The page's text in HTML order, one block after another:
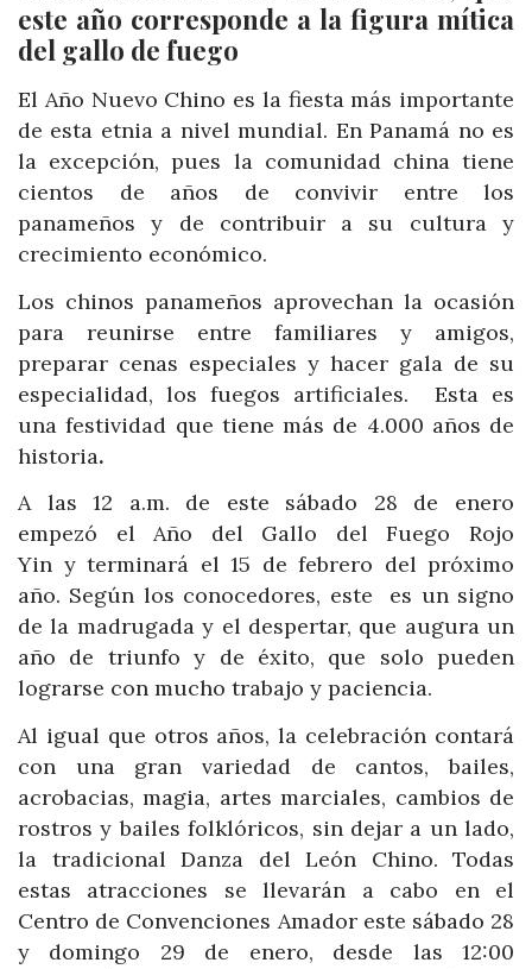
este año corresponde a la figura mítica
del gallo de fuego
El Año Nuevo Chino es la fiesta más importante
de esta etnia a nivel mundial. En Panamá no es
la excepción, pues la comunidad china tiene
cientos de años de convivir entre los
panameños y de contribuir a su cultura y
crecimiento económico.
Los chinos panameños aprovechan la ocasión
para reunirse entre familiares y amigos,
preparar cenas especiales y hacer gala de su
especialidad, los fuegos artificiales. Esta es
una festividad que tiene más de 4.000 años de
historia.
A las 12 a.m. de este sábado 28 de enero
empezó el Año del Gallo del Fuego Rojo
Yin y terminará el 15 de febrero del próximo
año. Según los conocedores, este es un signo
de la madrugada y el despertar, que augura un
año de triunfo y de éxito, que solo pueden
lograrse con mucho trabajo y paciencia.
Al igual que otros años, la celebración contará
con una gran variedad de cantos, bailes,
acrobacias, magia, artes marciales, cambios de
rostros y bailes folklóricos, sin dejar a un lado,
la tradicional Danza del León Chino. Todas
estas atracciones se llevarán a cabo en el
Centro de Convenciones Amador este sábado 28
y domingo 29 de enero, desde las 12:00